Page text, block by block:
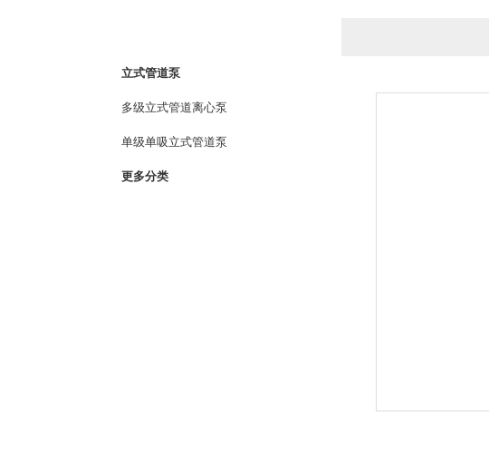
立式管道泵
多级立式管道离心泵
单级单吸立式管道泵
更多分类